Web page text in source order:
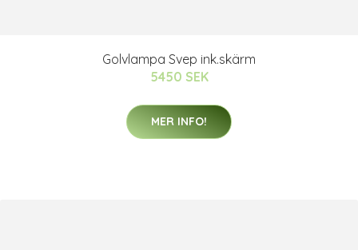
Golvlampa Svep ink.skärm
5450 SEK
MER INFO!